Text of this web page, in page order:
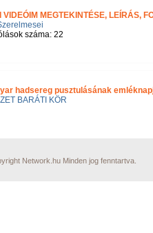
VIDEÓIM MEGTEKINTÉSE, LEÍRÁS,
száma: 22
hadsereg pusztulásának
BARÁTI KÖR
Network.hu Minden jog fenntartva.